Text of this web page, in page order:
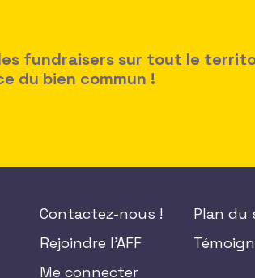
fundraisers sur tout le
du bien commun !
Contactez-nous !
Rejoindre l'AFF
Me connecter
Plan du